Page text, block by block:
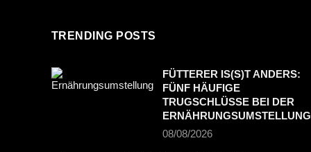
TRENDING POSTS
FÜTTERER IS(S)T ANDERS:
FÜNF HÄUFIGE
TRUGSCHLÜSSE BEI DER
ERNÄHRUNGSUMSTELLUNG
08/08/2026